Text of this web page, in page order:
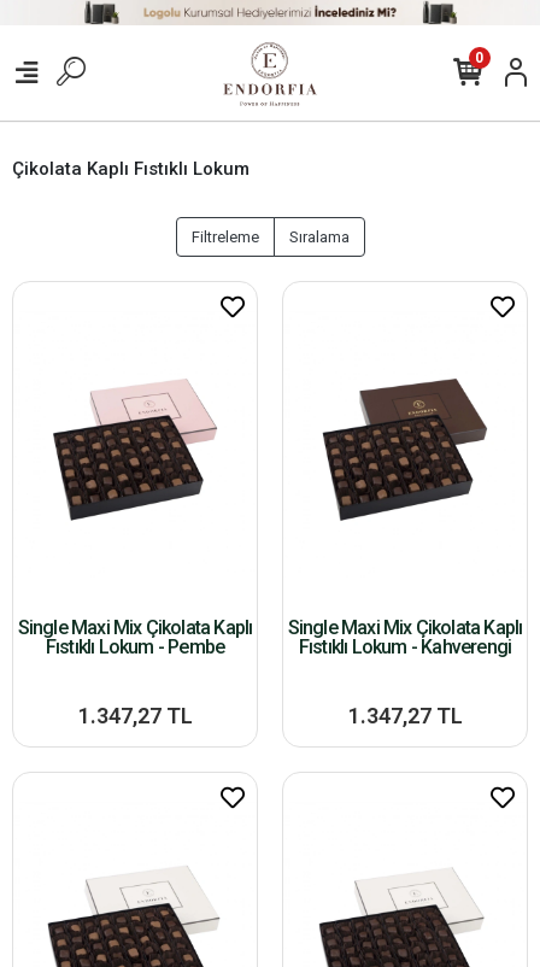
0
Çikolata Kaplı Fıstıklı Lokum
Filtreleme Sıralama
Single Maxi Mix Çikolata Kaplı
Fıstıklı Lokum - Pembe
1.347,27 TL
Single Maxi Mix Çikolata Kaplı
Fıstıklı Lokum - Kahverengi
1.347,27 TL